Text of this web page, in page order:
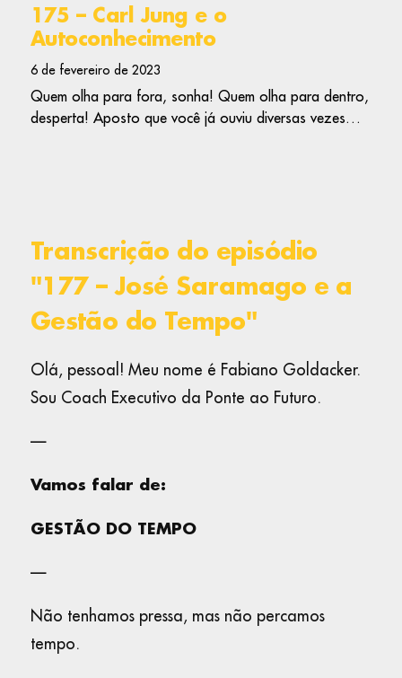
175 – Carl Jung e o
Autoconhecimento
6 de fevereiro de 2023
Quem olha para fora, sonha! Quem olha para dentro,
desperta! Aposto que você já ouviu diversas vezes…
Transcrição do episódio
"177 – José Saramago e a
Gestão do Tempo"
Olá, pessoal! Meu nome é Fabiano Goldacker.
Sou Coach Executivo da Ponte ao Futuro.
—
Vamos falar de:
GESTÃO DO TEMPO
—
Não tenhamos pressa, mas não percamos
tempo.